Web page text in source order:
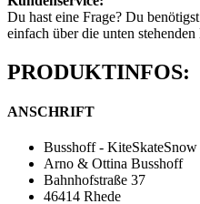
Du hast eine Frage? Du
einfach über die unten
PRODUKTINFOS:
ANSCHRIFT
Busshoff - KiteSkateSnow
Arno & Ottina Busshoff
Bahnhofstraße 37
46414 Rhede